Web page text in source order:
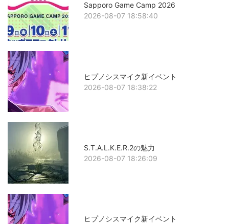
Sapporo Game Camp 2026
2026-08-07 18:58:40
ヒプノシスマイク新イベント
2026-08-07 18:38:22
S.T.A.L.K.E.R.2の魅力
2026-08-07 18:26:09
ヒプノシスマイク新イベント